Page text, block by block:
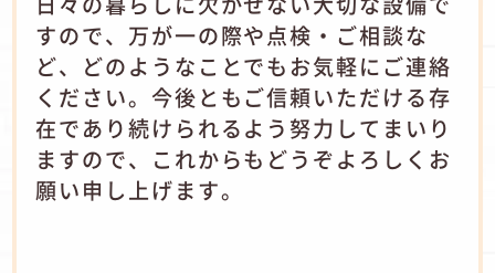
すので、万が一の際や点検・ご相談な
ど、どのようなことでもお気軽にご連絡
ください。今後ともご信頼いただける存
在であり続けられるよう努力してまいり
ますので、これからもどうぞよろしくお
願い申し上げます。